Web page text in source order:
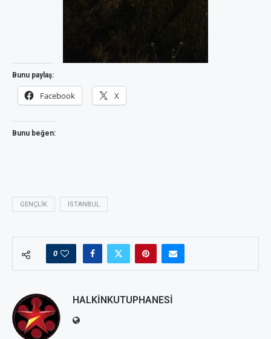
Bunu paylaş:
Facebook X
Bunu beğen:
GENÇLIK ISTANBUL
0
HALKINKUTUPHANESI